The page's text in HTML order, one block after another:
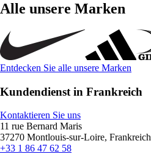
Alle unsere Marken
Entdecken Sie alle unsere Marken
Kundendienst in Frankreich
Kontaktieren Sie uns
11 rue Bernard Maris
37270 Montlouis-sur-Loire, Frankreich
+33 1 86 47 62 58